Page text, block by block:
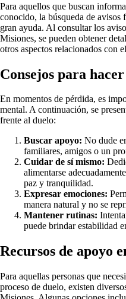
Para aquellos que buscan
conocido, la búsqueda de avisos
gran ayuda. Al consultar los
Misiones, se pueden obtener
otros aspectos relacionados con
Consejos para
En momentos de pérdida, es
mental. A continuación, se
frente al duelo:
Buscar apoyo: No dude
familiares, amigos o un
Cuidar de sí mismo:
alimentarse
paz y tranquilidad.
Expresar emociones:
manera natural y no se
Mantener rutinas:
puede brindar estabilidad
Recursos de apoyo
Para aquellas personas que
proceso de duelo, existen